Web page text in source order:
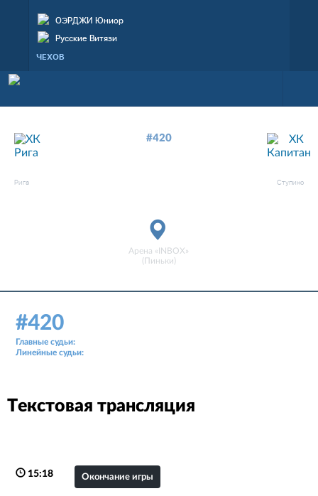
ОЭРДЖИ Юниор
Русские Витязи
ЧЕХОВ
Рига
#420
Арена «INBOX»
(Пиньки)
Ступино
#420
Главные судьи:
Линейные судьи:
Текстовая трансляция
15:18 Окончание игры